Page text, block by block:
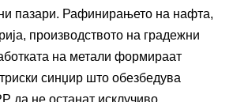
пазари. Рафинирањето на нафта,
производството на градежни
на метали формираат
синџир што обезбедува
да не останат исклучиво